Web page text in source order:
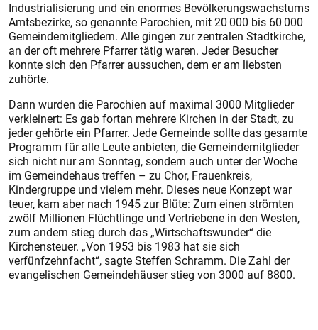
Industrialisierung und ein enormes Bevölkerungswachstums
Amtsbezirke, so genannte Parochien, mit 20 000 bis 60 000
Gemeindemitgliedern. Alle gingen zur zentralen Stadtkirche,
an der oft mehrere Pfarrer tätig waren. Jeder Besucher
konnte sich den Pfarrer aussuchen, dem er am liebsten
zuhörte.
Dann wurden die Parochien auf maximal 3000 Mitglieder
verkleinert: Es gab fortan mehrere Kirchen in der Stadt, zu
jeder gehörte ein Pfarrer. Jede Gemeinde sollte das gesamte
Programm für alle Leute anbieten, die Gemeindemitglieder
sich nicht nur am Sonntag, sondern auch unter der Woche
im Gemeindehaus treffen – zu Chor, Frauenkreis,
Kindergruppe und vielem mehr. Dieses neue Konzept war
teuer, kam aber nach 1945 zur Blüte: Zum einen strömten
zwölf Millionen Flüchtlinge und Vertriebene in den Westen,
zum andern stieg durch das „Wirtschaftswunder“ die
Kirchensteuer. „Von 1953 bis 1983 hat sie sich
verfünfzehnfacht“, sagte Steffen Schramm. Die Zahl der
evangelischen Gemeindehäuser stieg von 3000 auf 8800.